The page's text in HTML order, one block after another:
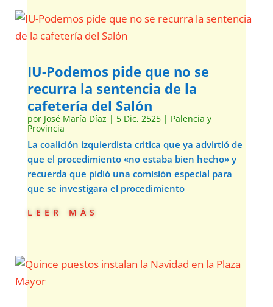
IU-Podemos pide que no se
recurra la sentencia de la
cafetería del Salón
por José María Díaz | 5 Dic, 2525| Palencia y
Provincia
La coalición izquierdista critica que ya advirtió de
que el procedimiento «no estaba bien hecho» y
recuerda que pidió una comisión especial para
que se investigara el procedimiento
leer más